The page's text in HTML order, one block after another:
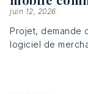
juin 12, 2026
Projet, demande
logiciel de